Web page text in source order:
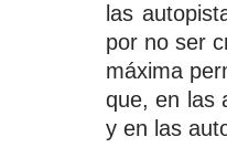
las
por no ser
máxima
que, en las
y en las